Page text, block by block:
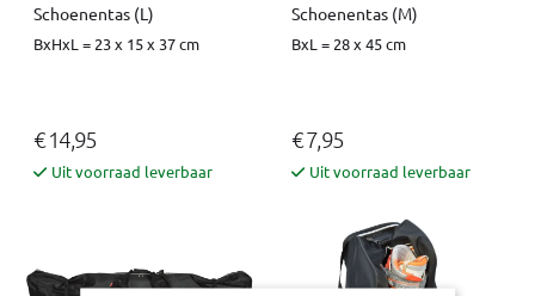
Schoenentas (L)
BxHxL = 23 x 15 x 37 cm
€ 14,95
Uit voorraad leverbaar
Schoenentas (M)
BxL = 28 x 45 cm
€ 7,95
Uit voorraad leverbaar